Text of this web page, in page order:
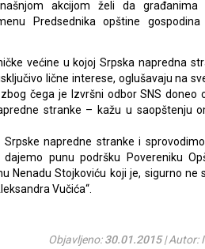
akcijom želi da građanima
Predsednika opštine gospodina
većine u kojoj Srpska napredna
lične interese, oglušavaju na
čega je Izvršni odbor SNS doneo
stranke – kažu u saopštenju
napredne stranke i
punu podršku Povereniku
Nenadu Stojkoviću koji je, sigurno ne
Vučića“.
Objavljeno:30.01.2015| Autor: